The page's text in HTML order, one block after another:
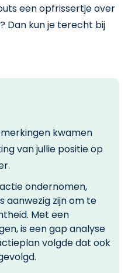
een opfrissertje over
Dan kun je terecht bij
kwamen
van jullie positie op
ondernomen,
aanwezig zijn om te
Met een
is een gap analyse
volgde dat ook